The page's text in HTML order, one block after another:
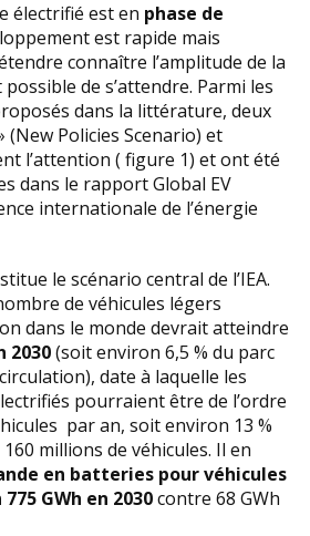
électrifié est en phase de
est rapide mais
connaître l’amplitude de la
de s’attendre. Parmi les
dans la littérature, deux
(New Policies Scenario) et
l’attention ( figure 1) et ont été
dans le rapport Global EV
internationale de l’énergie
le scénario central de l’IEA.
de véhicules légers
dans le monde devrait atteindre
2030(soit environ 6,5 % du parc
date à laquelle les
pourraient être de l’ordre
par an, soit environ 13 %
millions de véhicules. Il en
en batteries pour véhicules
GWh en 2030contre 68 GWh